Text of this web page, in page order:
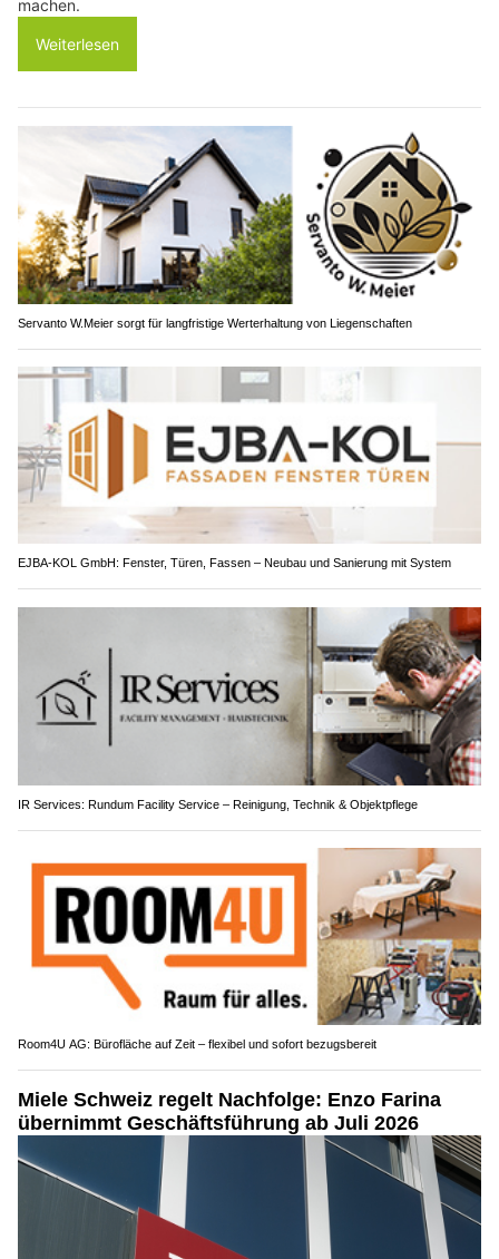
machen.
Weiterlesen
Servanto W.Meier sorgt für langfristige Werterhaltung von Liegenschaften
EJBA-KOL GmbH: Fenster, Türen, Fassen – Neubau und Sanierung mit System
IR Services: Rundum Facility Service – Reinigung, Technik & Objektpflege
Room4U AG: Bürofläche auf Zeit – flexibel und sofort bezugsbereit
Miele Schweiz regelt Nachfolge: Enzo Farina
übernimmt Geschäftsführung ab Juli 2026